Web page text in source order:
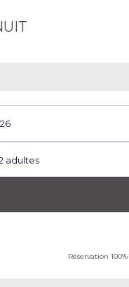
adultes
Réservation